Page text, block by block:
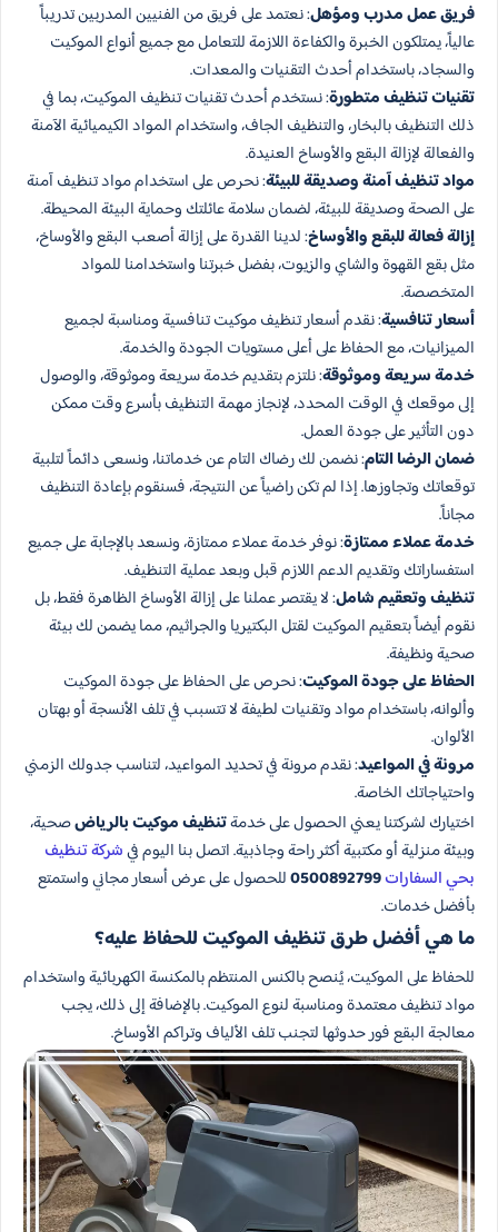
فريق عمل مدرب ومؤهل: نعتمد على فريق من الفنيين المدربين تدريباً
عالياً، يمتلكون الخبرة والكفاءة اللازمة للتعامل مع جميع أنواع الموكيت
والسجاد، باستخدام أحدث التقنيات والمعدات.
تقنيات تنظيف متطورة: نستخدم أحدث تقنيات تنظيف الموكيت، بما في
ذلك التنظيف بالبخار، والتنظيف الجاف، واستخدام المواد الكيميائية الآمنة
والفعالة لإزالة البقع والأوساخ العنيدة.
مواد تنظيف آمنة وصديقة للبيئة: نحرص على استخدام مواد تنظيف آمنة
على الصحة وصديقة للبيئة، لضمان سلامة عائلتك وحماية البيئة المحيطة.
إزالة فعالة للبقع والأوساخ: لدينا القدرة على إزالة أصعب البقع والأوساخ،
مثل بقع القهوة والشاي والزيوت، بفضل خبرتنا واستخدامنا للمواد
المتخصصة.
أسعار تنافسية: نقدم أسعار تنظيف موكيت تنافسية ومناسبة لجميع
الميزانيات، مع الحفاظ على أعلى مستويات الجودة والخدمة.
خدمة سريعة وموثوقة: نلتزم بتقديم خدمة سريعة وموثوقة، والوصول
إلى موقعك في الوقت المحدد، لإنجاز مهمة التنظيف بأسرع وقت ممكن
دون التأثير على جودة العمل.
ضمان الرضا التام: نضمن لك رضاك التام عن خدماتنا، ونسعى دائماً لتلبية
توقعاتك وتجاوزها. إذا لم تكن راضياً عن النتيجة، فسنقوم بإعادة التنظيف
مجاناً.
خدمة عملاء ممتازة: نوفر خدمة عملاء ممتازة، ونسعد بالإجابة على جميع
استفساراتك وتقديم الدعم اللازم قبل وبعد عملية التنظيف.
تنظيف وتعقيم شامل: لا يقتصر عملنا على إزالة الأوساخ الظاهرة فقط، بل
نقوم أيضاً بتعقيم الموكيت لقتل البكتيريا والجراثيم، مما يضمن لك بيئة
صحية ونظيفة.
الحفاظ على جودة الموكيت: نحرص على الحفاظ على جودة الموكيت
وألوانه، باستخدام مواد وتقنيات لطيفة لا تتسبب في تلف الأنسجة أو بهتان
الألوان.
مرونة في المواعيد: نقدم مرونة في تحديد المواعيد، لتناسب جدولك الزمني
واحتياجاتك الخاصة.
اختيارك لشركتنا يعني الحصول على خدمةتنظيف موكيت بالرياضصحية،
وبيئة منزلية أو مكتبية أكثر راحة وجاذبية. اتصل بنا اليوم فيشركة تنظيف
بحي السفارات0500892799للحصول على عرض أسعار مجاني واستمتع
بأفضل خدمات.
ما هي أفضل طرق تنظيف الموكيت للحفاظ عليه؟
للحفاظ على الموكيت، يُنصح بالكنس المنتظم بالمكنسة الكهربائية واستخدام
مواد تنظيف معتمدة ومناسبة لنوع الموكيت. بالإضافة إلى ذلك، يجب
معالجة البقع فور حدوثها لتجنب تلف الألياف وتراكم الأوساخ.